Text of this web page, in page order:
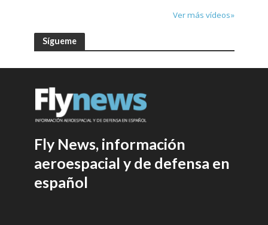
Ver más vídeos»
Sígueme
Fly News, información
aeroespacial y de defensa en
español